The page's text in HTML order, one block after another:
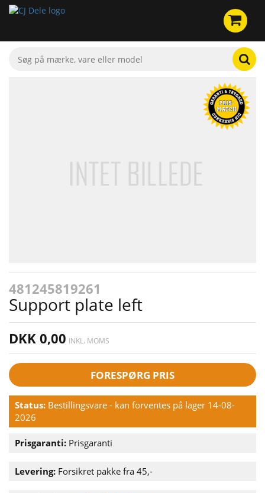
481245819261
Support plate left
DKK 0,00 INKL. MOMS
FORESPØRG PRIS
Status: Bestillingsvare - kan forventes på lager 14-08-
2026
Prisgaranti: Prisgaranti
Levering: Forsikret pakke fra 45,-